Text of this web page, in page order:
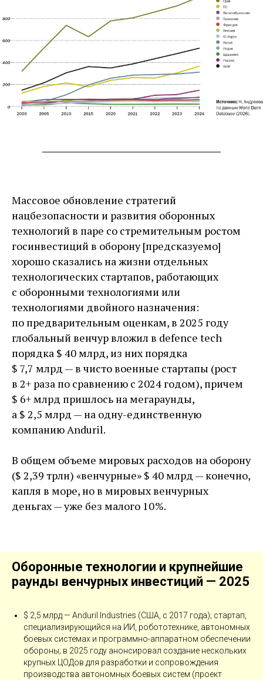
Массовое обновление стратегий
нацбезопасности и развития оборонных
технологий в паре со стремительным ростом
госинвестиций в оборону [предсказуемо]
хорошо сказались на жизни отдельных
технологических стартапов, работающих
с оборонными технологиями или
технологиями двой­ного назначения:
по предварительным оценкам, в 2025 году
глобальный венчур вложил в defence tech
порядка $ 40 млрд, из них порядка
$ 7,7 млрд — ​в чисто военные стартапы (рост
в 2+ раза по сравнению с 2024 годом), причем
$ 6+ млрд пришлось на мегараунды,
а $ 2,5 млрд — ​на одну-единственную
компанию Anduril.
В общем объеме мировых расходов на оборону
($ 2,39 трлн) «венчурные» $ 40 млрд — ​конечно,
капля в море, но в мировых венчурных
деньгах — ​уже без малого 10 %.
Оборонные технологии и крупнейшие
раунды венчурных инвестиций — ​2025
$ 2,5 млрд — ​Anduril Industries (США, с 2017 года); стартап,
специализирующийся на ИИ, робототехнике, автономных
боевых системах и программно-­аппаратном обеспечении
обороны; в 2025 году анонсировал создание нескольких
крупных ЦОДов для разработки и сопровождения
производства автономных боевых систем (проект